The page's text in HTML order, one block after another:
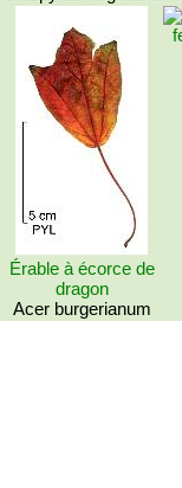
Érable à écorce de
dragon
Acer burgerianum